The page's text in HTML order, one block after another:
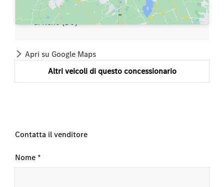
Via del Lavoro, 50, Casalecchio
di Reno (BO)
05119936600
Apri su Google Maps
Altri veicoli di questo concessionario
Contatta il venditore
Nome *